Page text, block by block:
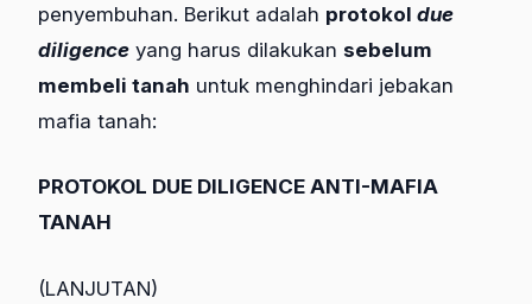
penyembuhan. Berikut adalah protokol due
diligence yang harus dilakukan sebelum
membeli tanah untuk menghindari jebakan
mafia tanah:
PROTOKOL DUE DILIGENCE ANTI-MAFIA
TANAH
(LANJUTAN)